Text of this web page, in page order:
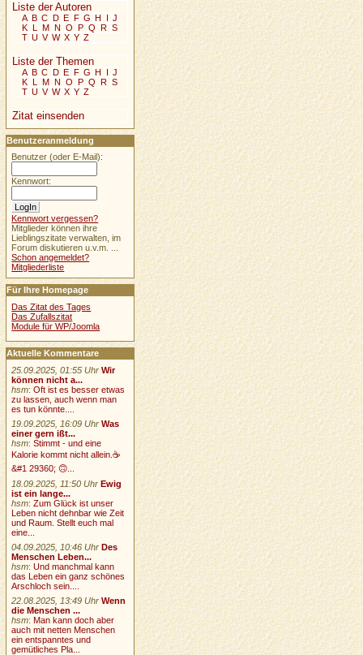
Liste der Autoren
A B C D E F G H I J
K L M N O P Q R S
T U V W X Y Z
Liste der Themen
A B C D E F G H I J
K L M N O P Q R S
T U V W X Y Z
Zitat einsenden
Benutzeranmeldung
Benutzer (oder E-Mail):
Kennwort:
Kennwort vergessen?
Mitglieder können ihre
Lieblingszitate verwalten, im
Forum diskutieren u.v.m. ...
Schon angemeldet?
Mitgliederliste
Für Ihre Homepage
Das Zitat des Tages
Das Zufallszitat
Module für WP/Joomla
Aktuelle Kommentare
25.09.2025, 01:55 Uhr Wir
können nicht a...
hsm:Oft ist es besser etwas
zu lassen, auch wenn man
es tun könnte....
19.09.2025, 16:09 Uhr Was
einer gern ißt...
hsm:Stimmt - und eine
Kalorie kommt nicht allein.☕
&#1 29360; 🙃...
18.09.2025, 11:50 Uhr Ewig
ist ein lange...
hsm:Zum Glück ist unser
Leben nicht dehnbar wie Zeit
und Raum. Stellt euch mal
eine...
04.09.2025, 10:46 Uhr Des
Menschen Leben...
hsm:Und manchmal kann
das Leben ein ganz schönes
Arschloch sein....
22.08.2025, 13:49 Uhr Wenn
die Menschen ...
hsm:Man kann doch aber
auch mit netten Menschen
ein entspanntes und
gemütliches Pla...